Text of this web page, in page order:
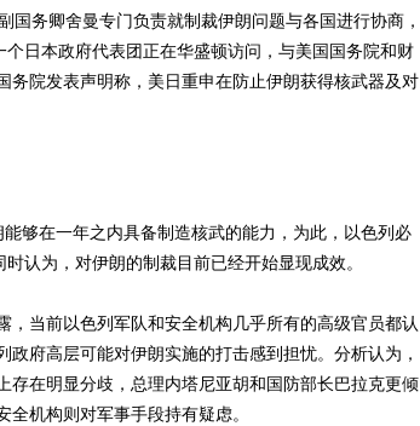
务卿舍曼专门负责就制裁伊朗问题与各国进行协商，
个日本政府代表团正在华盛顿访问，与美国国务院和财
务院发表声明称，美日重申在防止伊朗获得核武器及对
在一年之内具备制造核武的能力，为此，以色列必
认为，对伊朗的制裁目前已经开始显现成效。
当前以色列军队和安全机构几乎所有的高级官员都认
府高层可能对伊朗实施的打击感到担忧。分析认为，
存在明显分歧，总理内塔尼亚胡和国防部长巴拉克更倾
机构则对军事手段持有疑虑。